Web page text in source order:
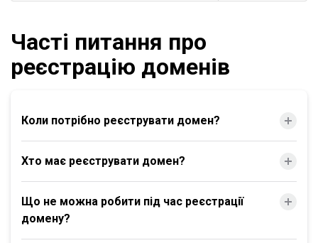
Часті питання про
реєстрацію доменів
Коли потрібно реєструвати домен?
Хто має реєструвати домен?
Що не можна робити під час реєстрації
домену?